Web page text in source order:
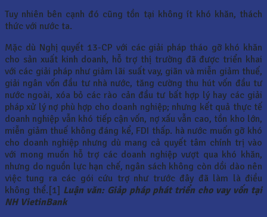
Tuy nhiên bên cạnh đó cũng tồn tại không ít khó khăn, thách
thức với nước ta.
Mặc dù Nghị quyết 13-CP với các giải pháp tháo gỡ khó khăn
cho sản xuất kinh doanh, hỗ trợ thị trường đã được triển khai
với các giải pháp như giảm lãi suất vay, giãn và miễn giảm thuế,
giải ngân vốn đầu tư nhà nước, tăng cường thu hút vốn đầu tư
nước ngoài, xóa bỏ các rào cản đầu tư bất hợp lý hay các giải
pháp xử lý nợ phù hợp cho doanh nghiệp; nhưng kết quả thực tế
doanh nghiệp vẫn khó tiếp cận vốn, nợ xấu vẫn cao, tồn kho lớn,
miễn giảm thuế không đáng kể, FDI thấp. hà nước muốn gỡ khó
cho doanh nghiệp nhưng dù mang cả quyết tâm chính trị vào
với mong muốn hỗ trợ các doanh nghiệp vượt qua khó khăn,
nhưng do nguồn lực hạn chế, ngân sách không còn dồi dào nên
việc tung ra các gói cứu trợ như trước đây đã làm là điều
không thể.[1] Luận văn: Giảp pháp phát triển cho vay vốn tại
NH VietinBank